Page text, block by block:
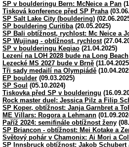
SP v boulderingu Bern: McNeice a Pan
Tisková konference před SP Praha
SP Salt Lake City (bouldering)
SP bouldering Curitiba(20.05.2025)
SP Bali obtížnost, rychlost: Mc Neice a
SP Wujinag - obtížnost, rychlost
SP v boulderingu Keqiao (21.04.2025)
Lezení na LOH 2028 bude na Long Beach
Lezecké MS 2027 bude v Brně
Tři sady medailí na Olympiádě
EP boulder (09.03.2025)
SP Soul (05.10.2024)
Tiskovka před SP v boulderingu
Rock master duel: Jessica Pilz a Filip
SP Koper, obtížnost: Janja Garnbret a
ME Villars: Rogora a Lehmann
Paříž 2024: semifinále obtížnost ženy
SP Briancon - obtížnost: Mei Kotake a
Světový pohár v Chamonix: Ai Mori a
SP Innsbruck obtížnost: Jakob Schubert